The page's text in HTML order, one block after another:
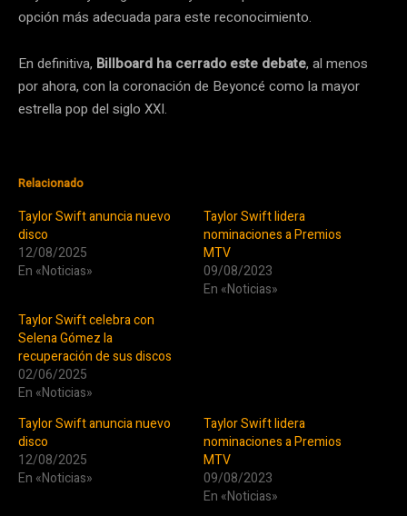
opción más adecuada para este reconocimiento.
En definitiva, Billboard ha cerrado este debate, al menos
por ahora, con la coronación de Beyoncé como la mayor
estrella pop del siglo XXI.
Relacionado
Taylor Swift anuncia nuevo
disco
12/08/2025
En «Noticias»
Taylor Swift lidera
nominaciones a Premios
MTV
09/08/2023
En «Noticias»
Taylor Swift celebra con
Selena Gómez la
recuperación de sus discos
02/06/2025
En «Noticias»
Taylor Swift anuncia nuevo
disco
12/08/2025
En «Noticias»
Taylor Swift lidera
nominaciones a Premios
MTV
09/08/2023
En «Noticias»